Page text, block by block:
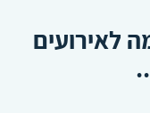
לאירועים